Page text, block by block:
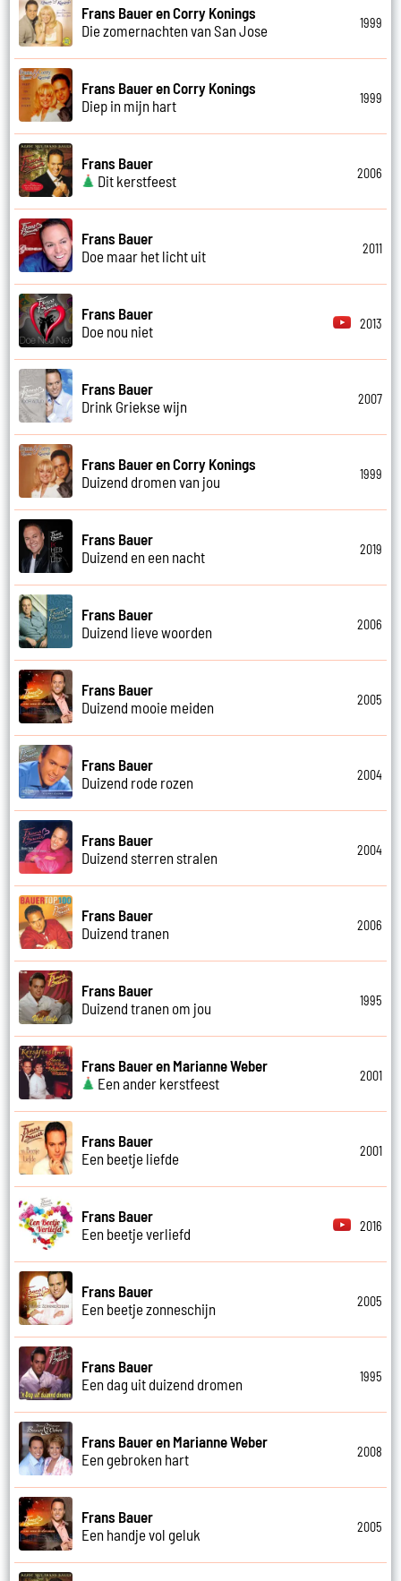
Frans Bauer en Corry Konings
Die zomernachten van San Jose
1999
Frans Bauer en Corry Konings
Diep in mijn hart
1999
Frans Bauer
Dit kerstfeest
2006
Frans Bauer
Doe maar het licht uit
2011
Frans Bauer
Doe nou niet
2013
Frans Bauer
Drink Griekse wijn
2007
Frans Bauer en Corry Konings
Duizend dromen van jou
1999
Frans Bauer
Duizend en een nacht
2019
Frans Bauer
Duizend lieve woorden
2006
Frans Bauer
Duizend mooie meiden
2005
Frans Bauer
Duizend rode rozen
2004
Frans Bauer
Duizend sterren stralen
2004
Frans Bauer
Duizend tranen
2006
Frans Bauer
Duizend tranen om jou
1995
Frans Bauer en Marianne Weber
Een ander kerstfeest
2001
Frans Bauer
Een beetje liefde
2001
Frans Bauer
Een beetje verliefd
2016
Frans Bauer
Een beetje zonneschijn
2005
Frans Bauer
Een dag uit duizend dromen
1995
Frans Bauer en Marianne Weber
Een gebroken hart
2008
Frans Bauer
Een handje vol geluk
2005